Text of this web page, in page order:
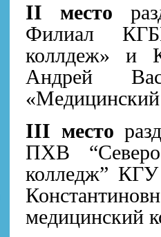
II место
Филиал
коллдеж» и
Андрей
III место
ПХВ
колледж”
медицинский